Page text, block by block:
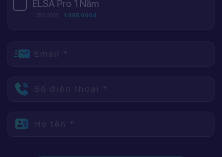
ELSA Pro 1 Năm
1.595.000đ 1.095.000đ
Email *
Số điện thoại *
Họ tên *